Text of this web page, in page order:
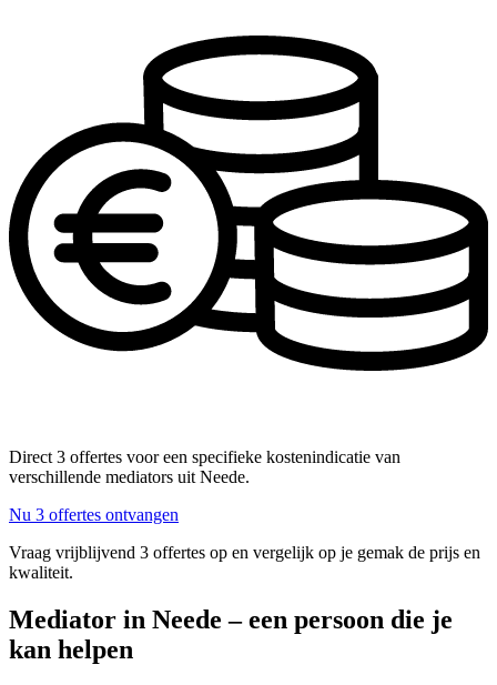
Direct 3 offertes voor een specifieke kostenindicatie van
verschillende mediators uit Neede.
Nu 3 offertes ontvangen
Vraag vrijblijvend 3 offertes op en vergelijk op je gemak de prijs en
kwaliteit.
Mediator in Neede – een persoon die je
kan helpen